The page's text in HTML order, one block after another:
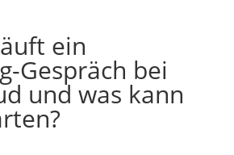
ein
Gespräch bei
und was kann